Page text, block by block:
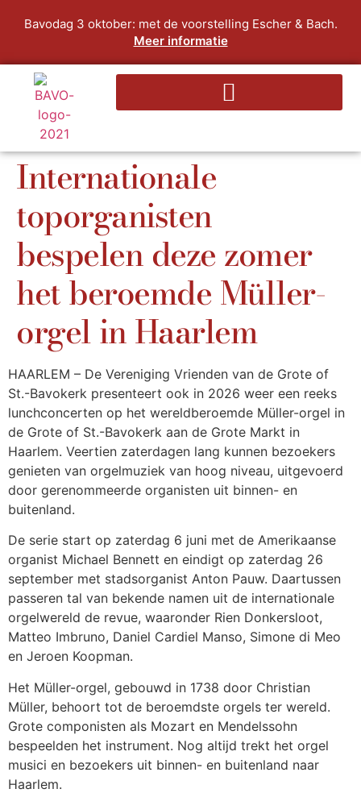
Bavodag 3 oktober: met de voorstelling Escher & Bach.
Meer informatie
Internationale
toporganisten
bespelen deze zomer
het beroemde Müller-
orgel in Haarlem
HAARLEM – De Vereniging Vrienden van de Grote of
St.-Bavokerk presenteert ook in 2026 weer een reeks
lunchconcerten op het wereldberoemde Müller-orgel in
de Grote of St.-Bavokerk aan de Grote Markt in
Haarlem. Veertien zaterdagen lang kunnen bezoekers
genieten van orgelmuziek van hoog niveau, uitgevoerd
door gerenommeerde organisten uit binnen- en
buitenland.
De serie start op zaterdag 6 juni met de Amerikaanse
organist Michael Bennett en eindigt op zaterdag 26
september met stadsorganist Anton Pauw. Daartussen
passeren tal van bekende namen uit de internationale
orgelwereld de revue, waaronder Rien Donkersloot,
Matteo Imbruno, Daniel Cardiel Manso, Simone di Meo
en Jeroen Koopman.
Het Müller-orgel, gebouwd in 1738 door Christian
Müller, behoort tot de beroemdste orgels ter wereld.
Grote componisten als Mozart en Mendelssohn
bespeelden het instrument. Nog altijd trekt het orgel
musici en bezoekers uit binnen- en buitenland naar
Haarlem.